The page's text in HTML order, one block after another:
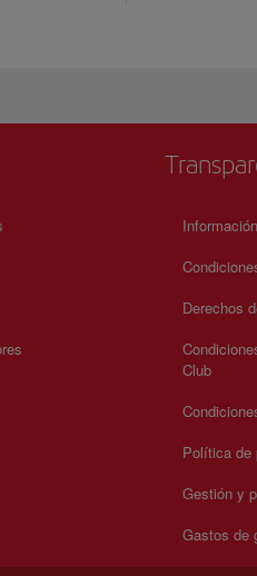
Derechos
Club
Política de
Gestión y
Gastos de